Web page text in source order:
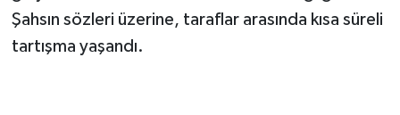
Şahsın sözleri üzerine, taraflar arasında kısa süreli
tartışma yaşandı.